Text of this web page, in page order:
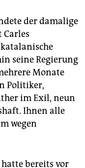
der damalige
seine Regierung
Monate
Politiker,
im Exil, neun
Ihnen alle
wegen
bereits vor